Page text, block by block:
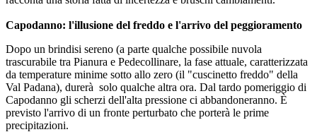
Capodanno: l'illusione del freddo e l'arrivo del peggioramento
Dopo un brindisi sereno (a parte qualche possibile nuvola
trascurabile tra Pianura e Pedecollinare, la fase attuale, caratterizzata
da temperature minime sotto allo zero (il "cuscinetto freddo" della
Val Padana), durerà solo qualche altra ora. Dal tardo pomeriggio di
Capodanno gli scherzi dell'alta pressione ci abbandoneranno. È
previsto l'arrivo di un fronte perturbato che porterà le prime
precipitazioni.